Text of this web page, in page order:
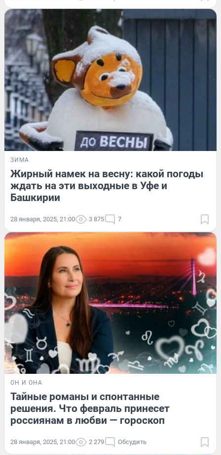
ЗИМА
Жирный намек на весну: какой погоды
ждать на эти выходные в Уфе и
Башкирии
28 января, 2025, 21:00 3 875 7
ОН И ОНА
Тайные романы и спонтанные
решения. Что февраль принесет
россиянам в любви — гороскоп
28 января, 2025, 21:00 2 279 Обсудить